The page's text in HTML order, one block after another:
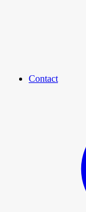
Contact